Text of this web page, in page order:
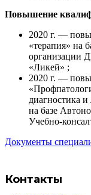
Повышение
2020 г. —
«терапия» на
организации
«Ликей» ;
2020 г. —
диагностика
на базе
Учебно-
Документы
Контакты